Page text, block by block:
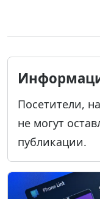
Посетители,
не могут
публикации.